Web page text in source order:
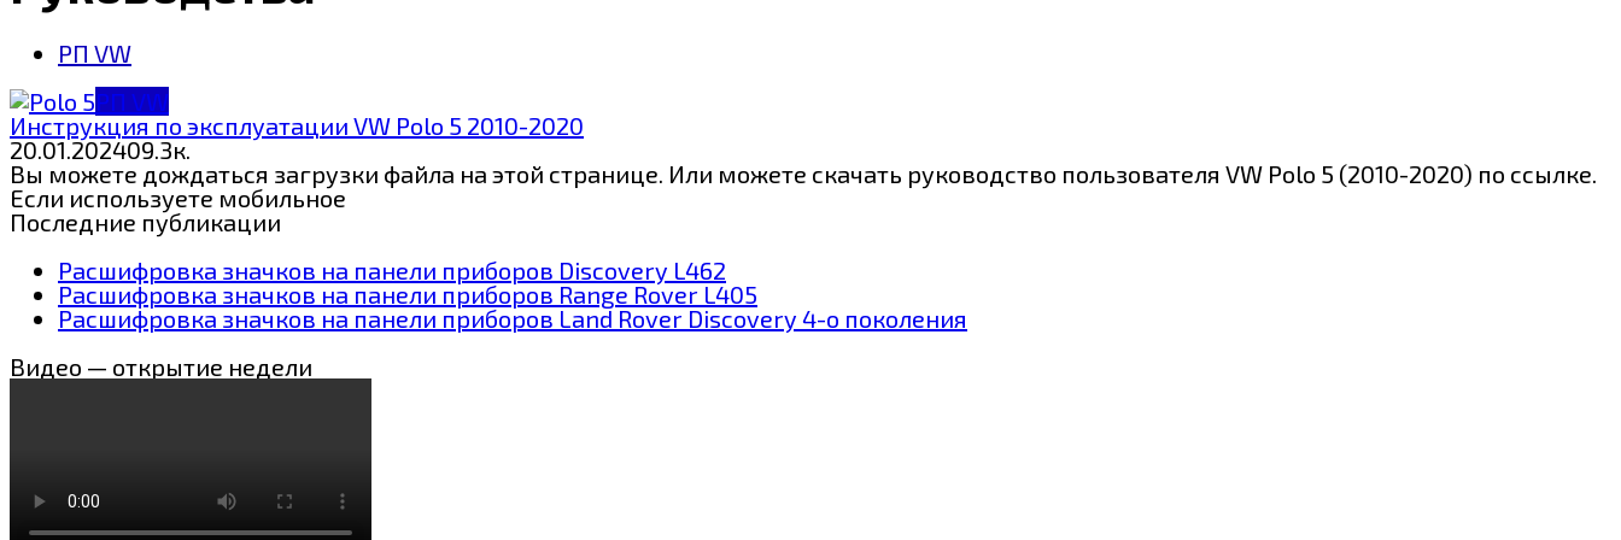
РП VW
РП VW
Инструкция по эксплуатации VW Polo 5 2010-2020
20.01.202409.3к.
Вы можете дождаться загрузки файла на этой странице. Или можете скачать руководство пользователя VW Polo 5 (2010-2020) по ссылке.
Если используете мобильное
Последние публикации
Расшифровка значков на панели приборов Discovery L462
Расшифровка значков на панели приборов Range Rover L405
Расшифровка значков на панели приборов Land Rover Discovery 4-о поколения
Видео — открытие недели